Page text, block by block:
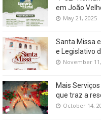
em João
May 21, 2025
Santa Missa
e Legislativo
November
Mais
que traz a
October 14,